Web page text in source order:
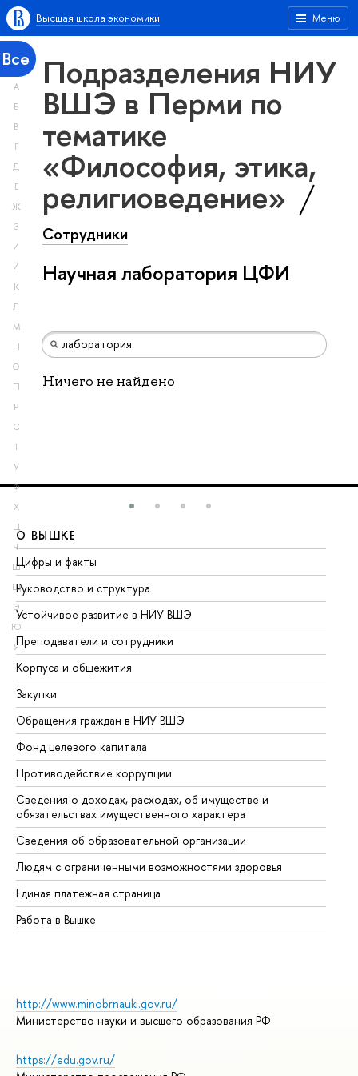
Меню
Высшая школа экономики
Все
А
Б
В
Г
Д
Е
Ж
З
И
Й
К
Л
М
Н
О
П
Р
С
Т
У
Ф
Х
Ц
Ч
Ш
Щ
Э
Ю
Я
Подразделения НИУ
ВШЭ в Перми по
тематике
«Философия, этика,
религиоведение»
Сотрудники
Научная лаборатория ЦФИ
Ничего не найдено
О ВЫШКЕ
Цифры и факты
Руководство и структура
Устойчивое развитие в НИУ ВШЭ
Преподаватели и сотрудники
Корпуса и общежития
Закупки
Обращения граждан в НИУ ВШЭ
Фонд целевого капитала
Противодействие коррупции
Сведения о доходах, расходах, об имуществе и
обязательствах имущественного характера
Сведения об образовательной организации
Людям с ограниченными возможностями здоровья
Единая платежная страница
Работа в Вышке
http://www.minobrnauki.gov.ru/
Министерство науки и высшего образования РФ
https://edu.gov.ru/